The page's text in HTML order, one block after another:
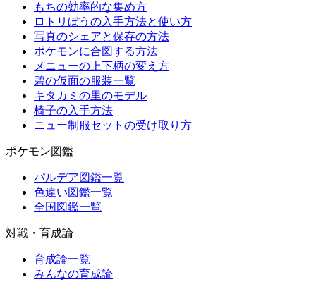
もちの効率的な集め方
ロトリぼうの入手方法と使い方
写真のシェアと保存の方法
ポケモンに合図する方法
メニューの上下柄の変え方
碧の仮面の服装一覧
キタカミの里のモデル
椅子の入手方法
ニュー制服セットの受け取り方
ポケモン図鑑
パルデア図鑑一覧
色違い図鑑一覧
全国図鑑一覧
対戦・育成論
育成論一覧
みんなの育成論